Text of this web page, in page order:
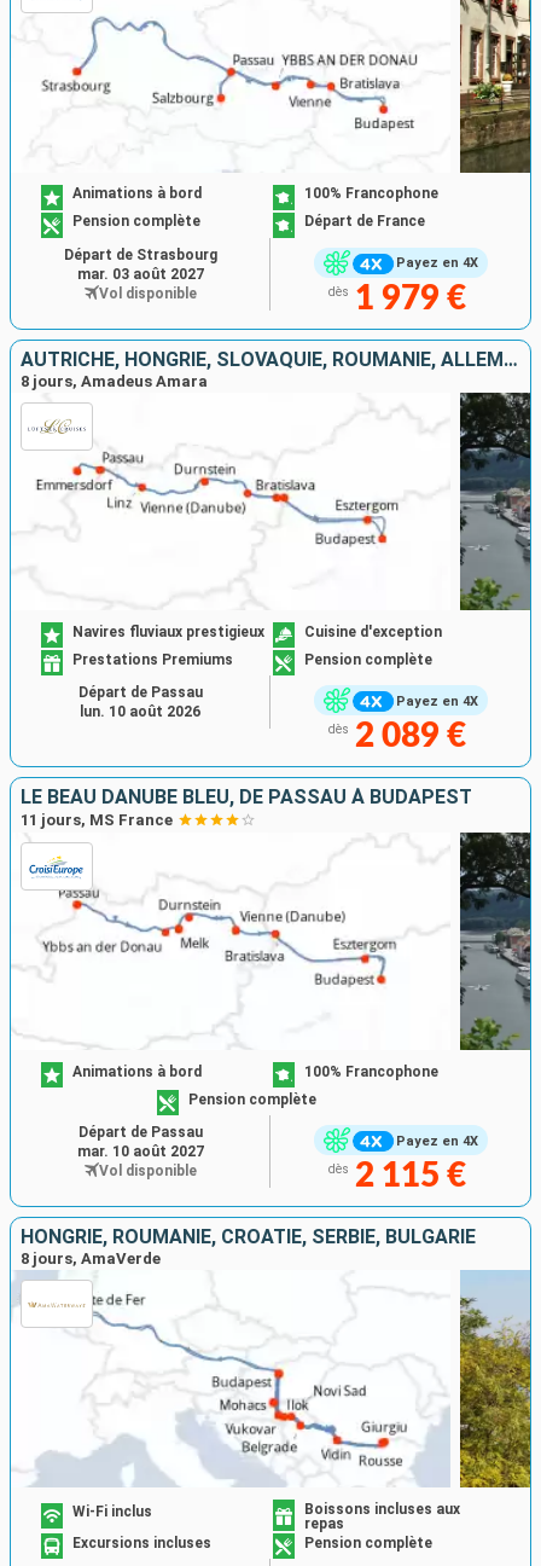
Payez en 4X
Animations à bord
100% Francophone
Pension complète
Départ de France
dès 1 979 €
Départ de Strasbourg
mar. 03 août 2027
Vol disponible
AUTRICHE, HONGRIE, SLOVAQUIE, ROUMANIE, ALLEMAGNE
8 jours, Amadeus Amara
Payez en 4X
Navires fluviaux prestigieux
Cuisine d'exception
Prestations Premiums
Pension complète
dès 2 089 €
Départ de Passau
lun. 10 août 2026
LE BEAU DANUBE BLEU, DE PASSAU À BUDAPEST
11 jours, MS France
Payez en 4X
Animations à bord
100% Francophone
Pension complète
dès 2 115 €
Départ de Passau
mar. 10 août 2027
Vol disponible
HONGRIE, ROUMANIE, CROATIE, SERBIE, BULGARIE
8 jours, AmaVerde
Wi-Fi inclus
Boissons incluses aux
repas
Excursions incluses
Pension complète